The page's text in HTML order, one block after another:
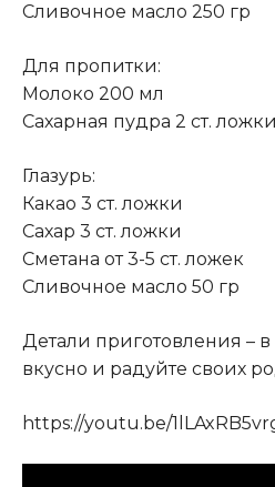
Сливочное масло 250 гр
Для пропитки:
Молоко 200 мл
Сахарная пудра 2 ст. ложки
Глазурь:
Какао 3 ст. ложки
Сахар 3 ст. ложки
Сметана от 3-5 ст. ложек
Сливочное масло 50 гр
Детали приготовления –
вкусно и радуйте своих
https://youtu.be/